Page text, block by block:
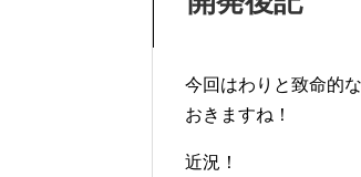
今回はわりと致命的
おきますね！
近況！